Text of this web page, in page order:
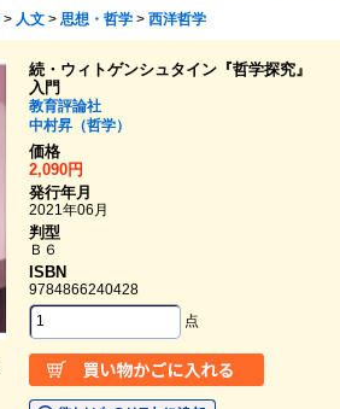
> 人文> 思想・哲学> 西洋哲学
続・ウィトゲンシュタイン『哲学探究』
入門
教育評論社
中村昇（哲学）
価格
2,090円
発行年月
2021年06月
判型
Ｂ６
ISBN
9784866240428
点